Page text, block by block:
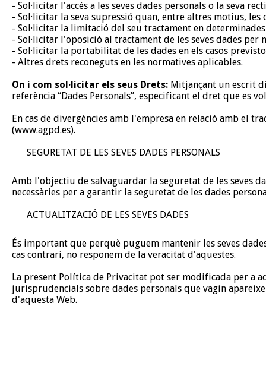
- Sol·licitar l'accés a les seves dades personals o la seva
- Sol·licitar la seva supressió quan, entre altres motius,
- Sol·licitar la limitació del seu tractament en
- Sol·licitar l'oposició al tractament de les seves dades
- Sol·licitar la portabilitat de les dades en els casos
- Altres drets reconeguts en les normatives aplicables.
On i com sol·licitar els seus Drets: Mitjançant un escrit
referència “Dades Personals”, especificant el dret que es
En cas de divergències amb l'empresa en relació amb el
(www.agpd.es).
SEGURETAT DE LES SEVES DADES PERSONALS
Amb l'objectiu de salvaguardar la seguretat de les seves
necessàries per a garantir la seguretat de les dades
ACTUALITZACIÓ DE LES SEVES DADES
És important que perquè puguem mantenir les seves
cas contrari, no responem de la veracitat d'aquestes.
La present Política de Privacitat pot ser modificada per a
jurisprudencials sobre dades personals que vagin
d'aquesta Web.